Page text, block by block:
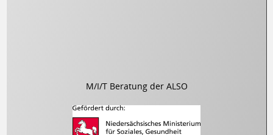
M/I/T Beratung der ALSO